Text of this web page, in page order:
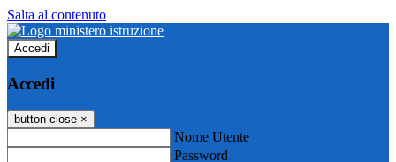
Salta al contenuto
Accedi
Accedi
button close ×
Nome Utente
Password